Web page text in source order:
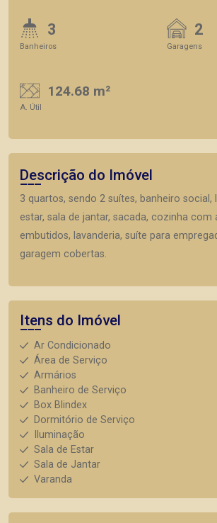
3
Banheiros
2
Garagens
124.68 m²
A. Útil
Descrição do Imóvel
3 quartos, sendo 2 suítes, banheiro social,
estar, sala de jantar, sacada, cozinha com
embutidos, lavanderia, suíte para
garagem cobertas.
Itens do Imóvel
Ar Condicionado
Área de Serviço
Armários
Banheiro de Serviço
Box Blindex
Dormitório de Serviço
Iluminação
Sala de Estar
Sala de Jantar
Varanda